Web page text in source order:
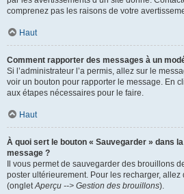
comprenez pas les raisons de votre
Haut
Comment rapporter des messages à un
Si l’administrateur l’a permis, allez sur le
voir un bouton pour rapporter le message. En
aux étapes nécessaires pour le faire.
Haut
À quoi sert le bouton « Sauvegarder » dans
message ?
Il vous permet de sauvegarder des brouillons
poster ultérieurement. Pour les recharger,
(ongletAperçu --> Gestion des brouillons).